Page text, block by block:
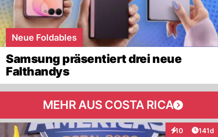
Neue Foldables
Samsung präsentiert drei neue
Falthandys
MEHR AUS COSTA RICA
10
Interaktionen
141d